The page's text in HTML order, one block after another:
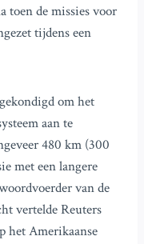
toen de missies voor
tijdens een
om het
aan te
480 km (300
met een langere
van de
vertelde Reuters
het Amerikaanse